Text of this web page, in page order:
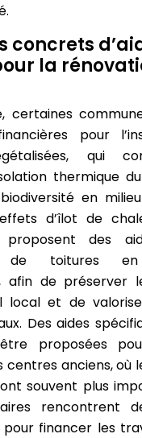
concrets
la
certaines
pour
qui
thermique
en
d’îlot de
proposent des
de toitures en
afin de préserver
local et de
Des aides
proposées
centres anciens, où
souvent plus
rencontrent
financer les